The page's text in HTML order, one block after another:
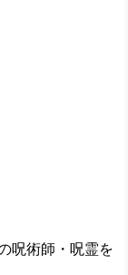
呪術師・呪霊を